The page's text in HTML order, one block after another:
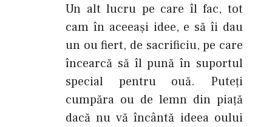
Un alt lucru pe care îl fac, tot
cam în aceeaşi idee, e să îi dau
un ou fiert, de sacrificiu, pe care
încearcă să îl pună în suportul
special pentru ouă. Puteţi
cumpăra ou de lemn din piaţă
dacă nu vă încântă ideea oului